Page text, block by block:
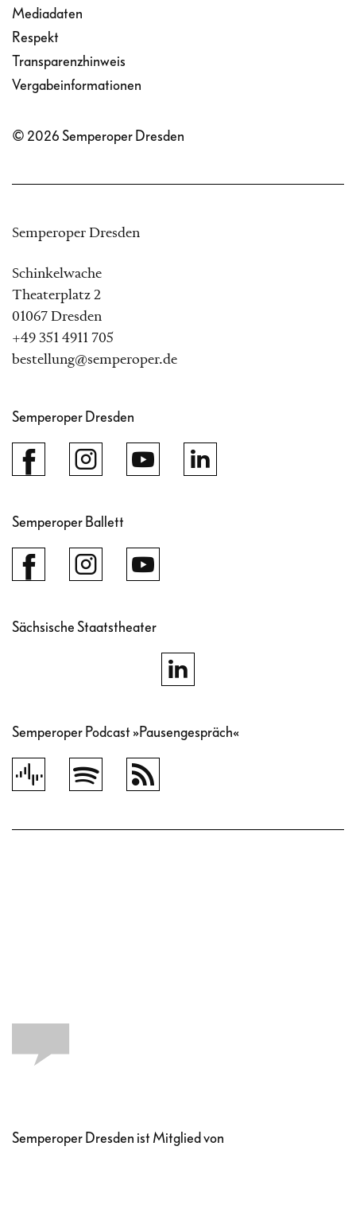
Mediadaten
Respekt
Transparenzhinweis
Vergabeinformationen
© 2026 Semperoper Dresden
Semperoper Dresden
Schinkelwache
Theaterplatz 2
01067 Dresden
+49 351 4911 705
bestellung@semperoper.de
Semperoper Dresden
Semperoper Ballett
Sächsische Staatstheater
Semperoper Podcast »Pausengespräch«
Semperoper Dresden ist Mitglied von